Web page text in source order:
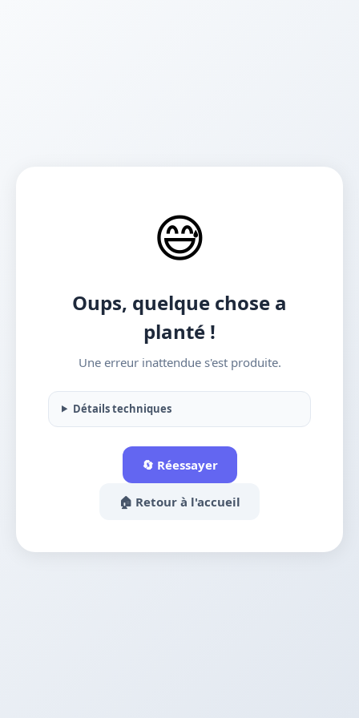
😅
Oups, quelque chose a
planté !
Une erreur inattendue s'est produite.
Détails techniques
🔄 Réessayer
🏠 Retour à l'accueil